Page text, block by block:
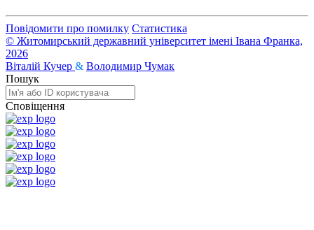
Повідомити про помилку Статистика
© Житомирський державний університет імені Івана Франка,
2026
Віталій Кучер & Володимир Чумак
Пошук
Сповіщення